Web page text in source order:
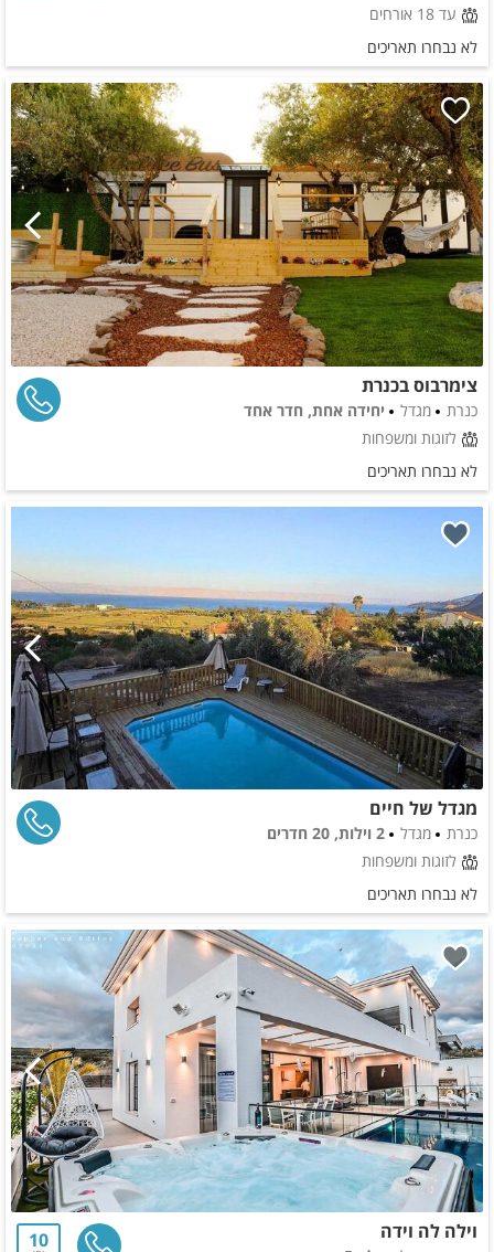
עד 18 אורחים
לא נבחרו תאריכים
צימרבוס בכנרת
כנרת מגדל
יחידה אחת, חדר אחד
לזוגות ומשפחות
לא נבחרו תאריכים
מגדל של חיים
כנרת מגדל
2 וילות, 20 חדרים
לזוגות ומשפחות
לא נבחרו תאריכים
וילה לה וידה 10